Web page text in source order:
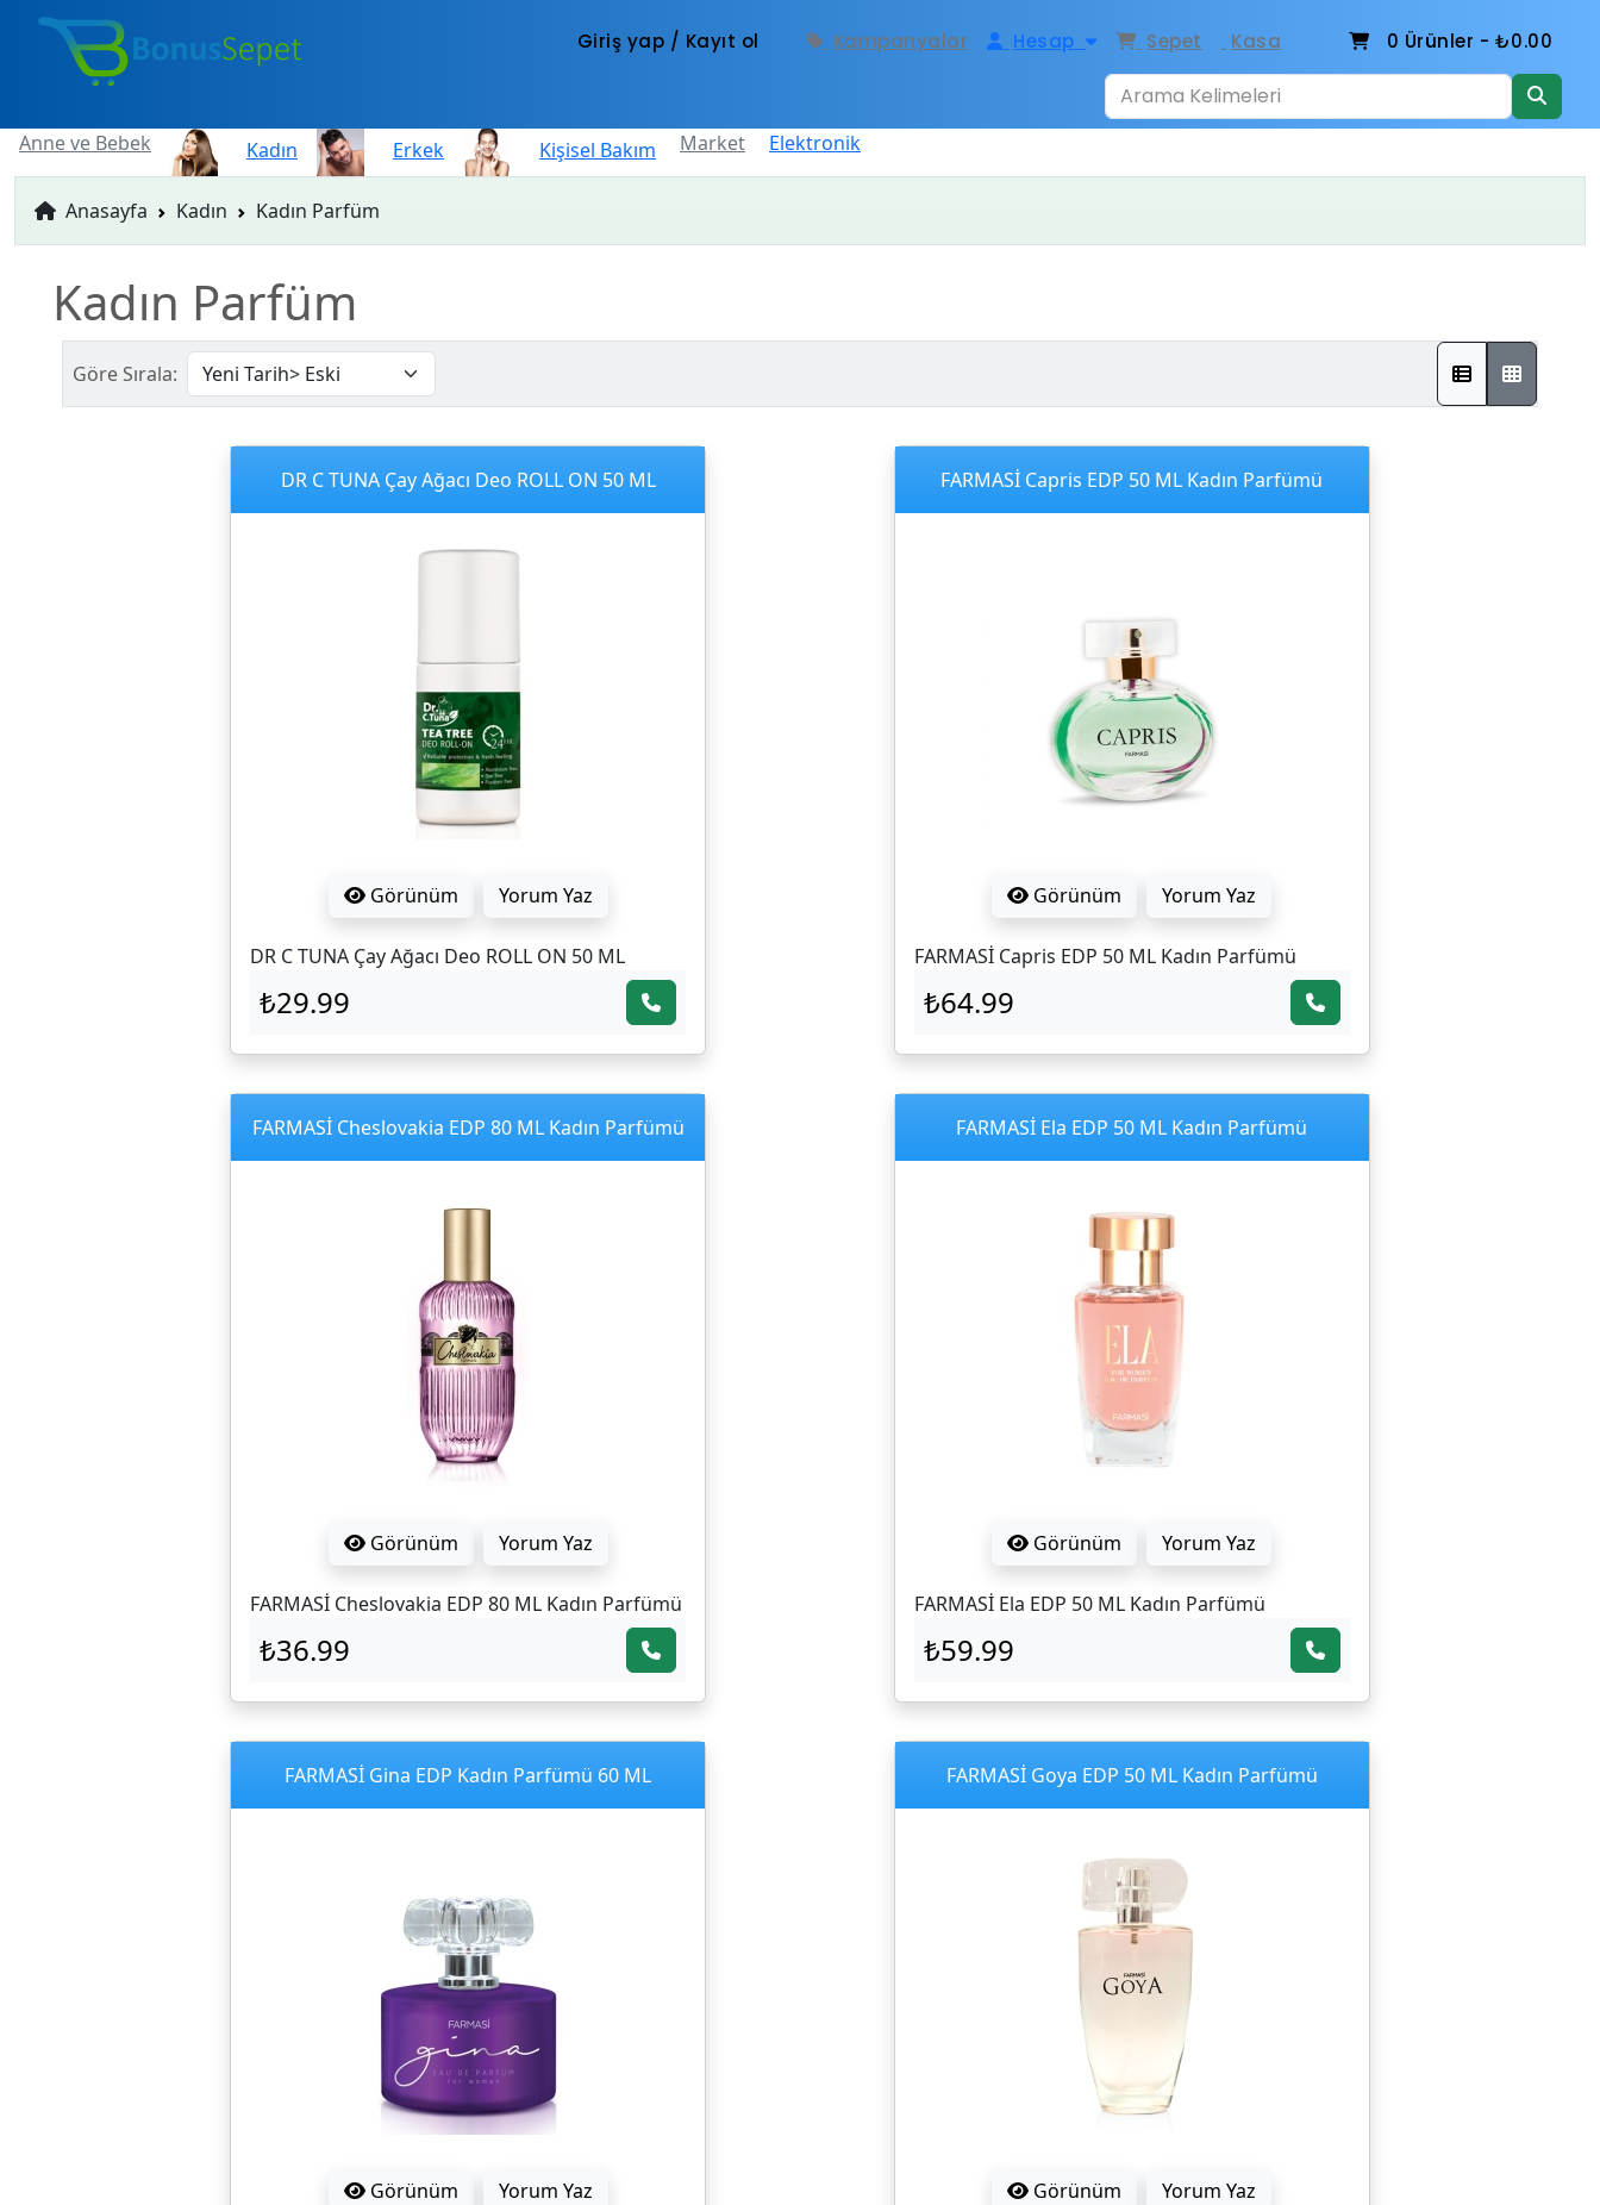
Giriş yap / Kayıt ol Kampanyalar Hesap Sepet Kasa 0 Ürünler - ₺0.00
Anne ve Bebek Kadın Erkek Kişisel Bakım Market Elektronik
Anasayfa Kadın Kadın Parfüm
Kadın Parfüm
Göre Sırala:
DR C TUNA Çay Ağacı Deo ROLL ON 50 ML
Görünüm Yorum Yaz
DR C TUNA Çay Ağacı Deo ROLL ON 50 ML
₺29.99
FARMASİ Capris EDP 50 ML Kadın Parfümü
Görünüm Yorum Yaz
FARMASİ Capris EDP 50 ML Kadın Parfümü
₺64.99
FARMASİ Cheslovakia EDP 80 ML Kadın Parfümü
Görünüm Yorum Yaz
FARMASİ Cheslovakia EDP 80 ML Kadın Parfümü
₺36.99
FARMASİ Ela EDP 50 ML Kadın Parfümü
Görünüm Yorum Yaz
FARMASİ Ela EDP 50 ML Kadın Parfümü
₺59.99
FARMASİ Gina EDP Kadın Parfümü 60 ML
Görünüm Yorum Yaz
FARMASİ Goya EDP 50 ML Kadın Parfümü
Görünüm Yorum Yaz